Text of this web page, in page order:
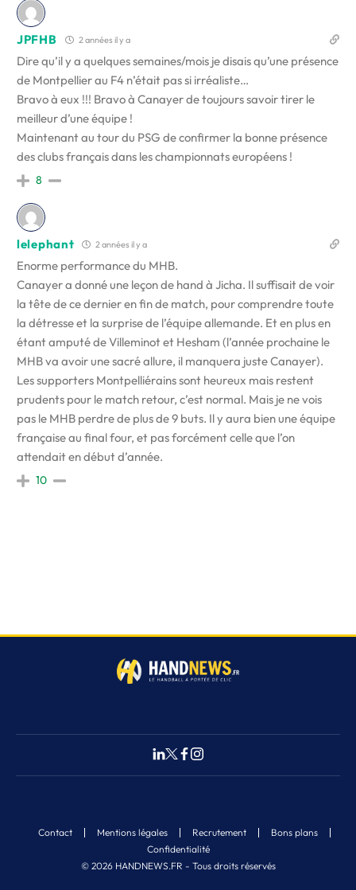
JPFHB 2 années il y a
Dire qu’il y a quelques semaines/mois je disais qu’une présence
de Montpellier au F4 n’était pas si irréaliste…
Bravo à eux !!! Bravo à Canayer de toujours savoir tirer le
meilleur d’une équipe !
Maintenant au tour du PSG de confirmer la bonne présence
des clubs français dans les championnats européens !
8
lelephant 2 années il y a
Enorme performance du MHB.
Canayer a donné une leçon de hand à Jicha. Il suffisait de voir
la tête de ce dernier en fin de match, pour comprendre toute
la détresse et la surprise de l’équipe allemande. Et en plus en
étant amputé de Villeminot et Hesham (l’année prochaine le
MHB va avoir une sacré allure, il manquera juste Canayer).
Les supporters Montpelliérains sont heureux mais restent
prudents pour le match retour, c’est normal. Mais je ne vois
pas le MHB perdre de plus de 9 buts. Il y aura bien une équipe
française au final four, et pas forcément celle que l’on
attendait en début d’année.
10
© 2026 HANDNEWS.FR - Tous droits réservés
Contact Mentions légales Recrutement
Bons plans
Confidentialité